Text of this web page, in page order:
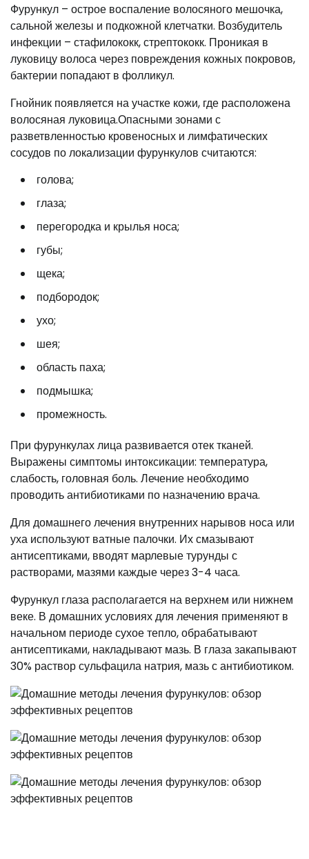
Фурункул – острое воспаление волосяного мешочка,
сальной железы и подкожной клетчатки. Возбудитель
инфекции – стафилококк, стрептококк. Проникая в
луковицу волоса через повреждения кожных покровов,
бактерии попадают в фолликул.
Гнойник появляется на участке кожи, где расположена
волосяная луковица.Опасными зонами с
разветвленностью кровеносных и лимфатических
сосудов по локализации фурункулов считаются:
голова;
глаза;
перегородка и крылья носа;
губы;
щека;
подбородок;
ухо;
шея;
область паха;
подмышка;
промежность.
При фурункулах лица развивается отек тканей.
Выражены симптомы интоксикации: температура,
слабость, головная боль. Лечение необходимо
проводить антибиотиками по назначению врача.
Для домашнего лечения внутренних нарывов носа или
уха используют ватные палочки. Их смазывают
антисептиками, вводят марлевые турунды с
растворами, мазями каждые через 3-4 часа.
Фурункул глаза располагается на верхнем или нижнем
веке. В домашних условиях для лечения применяют в
начальном периоде сухое тепло, обрабатывают
антисептиками, накладывают мазь. В глаза закапывают
30% раствор сульфацила натрия, мазь с антибиотиком.